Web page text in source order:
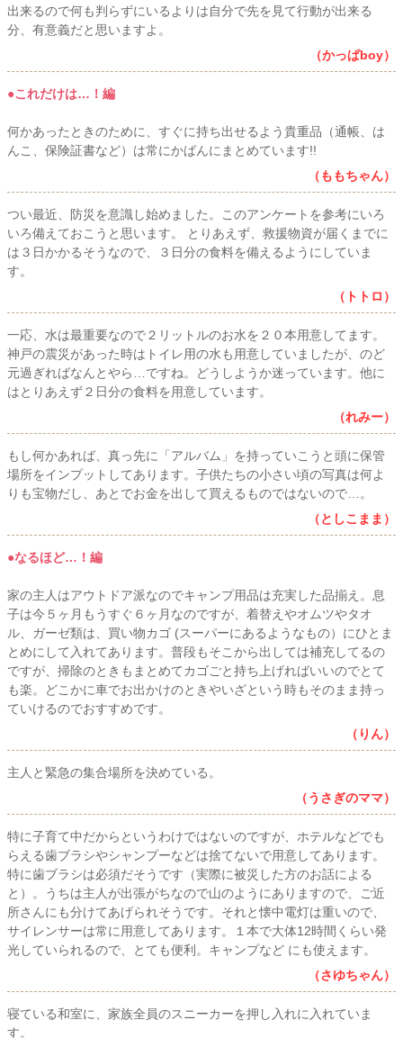
出来るので何も判らずにいるよりは自分で先を見て行動が出来る
分、有意義だと思いますよ。
（かっぱboy）
●これだけは…！編
何かあったときのために、すぐに持ち出せるよう貴重品（通帳、は
んこ、保険証書など）は常にかばんにまとめています!!
（ももちゃん）
つい最近、防災を意識し始めました。このアンケートを参考にいろ
いろ備えておこうと思います。 とりあえず、救援物資が届くまでに
は３日かかるそうなので、３日分の食料を備えるようにしていま
す。
（トトロ）
一応、水は最重要なので２リットルのお水を２０本用意してます。
神戸の震災があった時はトイレ用の水も用意していましたが、のど
元過ぎればなんとやら…ですね。どうしようか迷っています。他に
はとりあえず２日分の食料を用意しています。
（れみー）
もし何かあれば、真っ先に「アルバム」を持っていこうと頭に保管
場所をインプットしてあります。子供たちの小さい頃の写真は何よ
りも宝物だし、あとでお金を出して買えるものではないので…。
（としこまま）
●なるほど…！編
家の主人はアウトドア派なのでキャンプ用品は充実した品揃え。息
子は今５ヶ月もうすぐ６ヶ月なのですが、着替えやオムツやタオ
ル、ガーゼ類は、買い物カゴ (スーパーにあるようなもの）にひとま
とめにして入れてあります。普段もそこから出しては補充してるの
ですが、掃除のときもまとめてカゴごと持ち上げればいいのでとて
も楽。どこかに車でお出かけのときやいざという時もそのまま持っ
ていけるのでおすすめです。
（りん）
主人と緊急の集合場所を決めている。
（うさぎのママ）
特に子育て中だからというわけではないのですが、ホテルなどでも
らえる歯ブラシやシャンプーなどは捨てないで用意してあります。
特に歯ブラシは必須だそうです（実際に被災した方のお話による
と）。うちは主人が出張がちなので山のようにありますので、ご近
所さんにも分けてあげられそうです。それと懐中電灯は重いので、
サイレンサーは常に用意してあります。１本で大体12時間くらい発
光していられるので、とても便利。キャンプなど にも使えます。
（さゆちゃん）
寝ている和室に、家族全員のスニーカーを押し入れに入れていま
す。